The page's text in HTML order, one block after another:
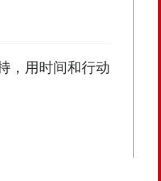
，用时间和行动